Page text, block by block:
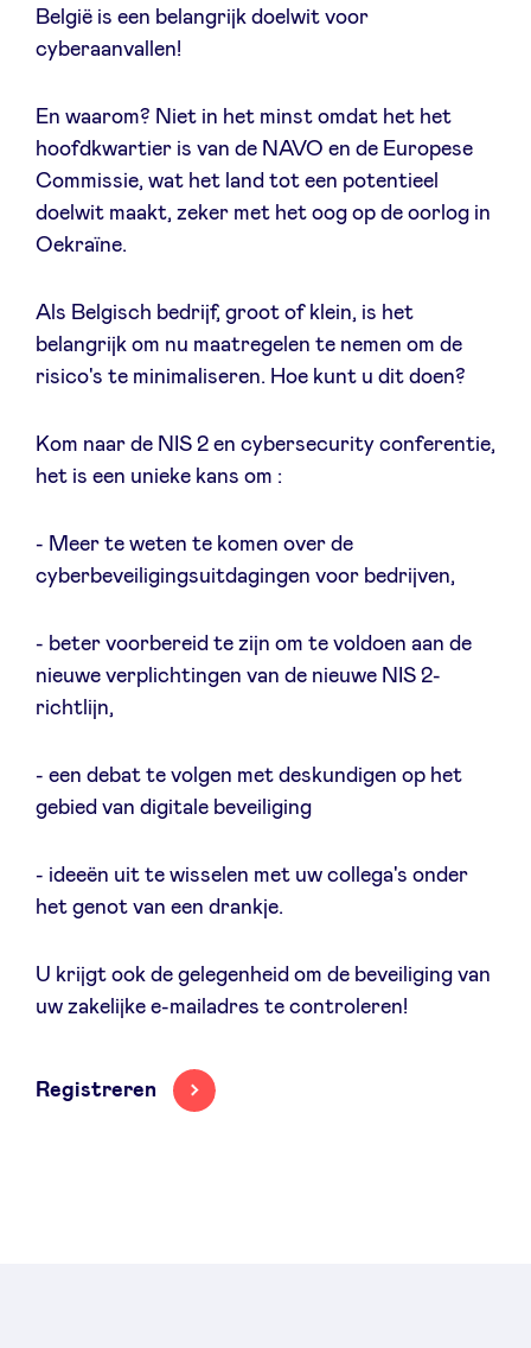
Nieuws
BeAngels Academy
BeAngels Luxemburg
Pooling Services
Sponsors
BeAngels x PMV
My Portofolio
Health Expert Circle
nl fr
LinkedIn
België is een belangrijk doelwit voor
cyberaanvallen!
En waarom? Niet in het minst omdat het het
hoofdkwartier is van de NAVO en de Europese
Commissie, wat het land tot een potentieel
doelwit maakt, zeker met het oog op de oorlog in
Oekraïne.
Als Belgisch bedrijf, groot of klein, is het
belangrijk om nu maatregelen te nemen om de
risico's te minimaliseren. Hoe kunt u dit doen?
Kom naar de NIS 2 en cybersecurity conferentie,
het is een unieke kans om :
- Meer te weten te komen over de
cyberbeveiligingsuitdagingen voor bedrijven,
- beter voorbereid te zijn om te voldoen aan de
nieuwe verplichtingen van de nieuwe NIS 2-
richtlijn,
- een debat te volgen met deskundigen op het
gebied van digitale beveiliging
- ideeën uit te wisselen met uw collega's onder
het genot van een drankje.
U krijgt ook de gelegenheid om de beveiliging van
uw zakelijke e-mailadres te controleren!
Registreren